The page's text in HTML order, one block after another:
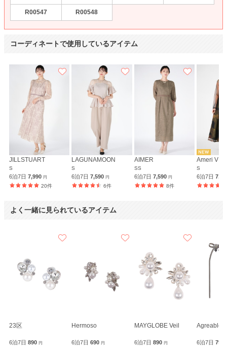
R00547 R00548
コーディネートで使用しているアイテム
JILLSTUART
S
6泊7日 7,990 円
20件
LAGUNAMOON
S
6泊7日7,590円
6件
AIMER
SS
6泊7日 7,590 円
8件
Ameri
S
6泊7日
よく一緒に見られているアイテム
23区
6泊7日 890 円
Hermoso
6泊7日690円
MAYGLOBE Veil
6泊7日 890 円
Agreable
6泊7日 790